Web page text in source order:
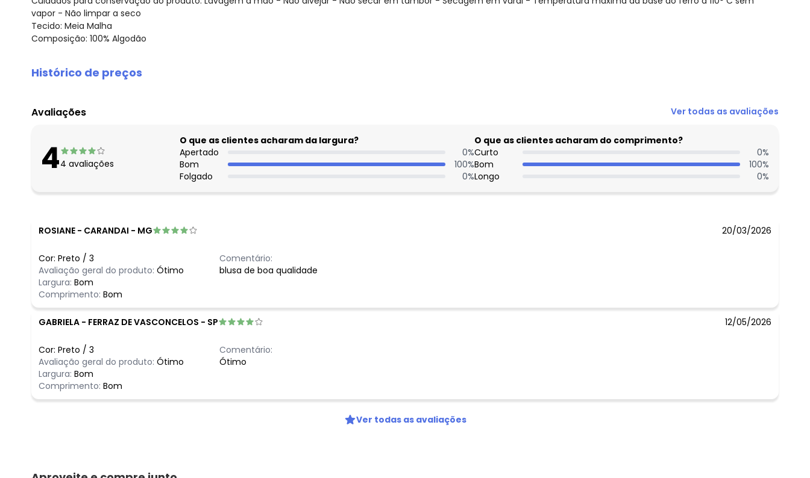
vapor - Não limpar a seco
Tecido: Meia Malha
Composição: 100% Algodão
Histórico de preços
agosto/2026
N/D*
maio/2026 R$ 27,45
abril/2026 R$ 27,45
R$ 27,45
fevereiro/2026 R$ 24,7
Avaliações Ver todas as avaliações
44 avaliações
O que as clientes acharam da largura?
Apertado
0%
Bom
100%
Folgado
0%
O que as clientes acharam do comprimento?
Curto
0%
Bom
100%
Longo
0%
ROSIANE - CARANDAI - MG 20/03/2026
Cor: Preto / 3
Avaliação geral do produto: Ótimo
Largura: Bom
Comprimento: Bom
Comentário:
blusa de boa qualidade
GABRIELA - FERRAZ DE VASCONCELOS - SP 12/05/2026
Cor: Preto / 3
Avaliação geral do produto: Ótimo
Largura: Bom
Comprimento: Bom
Comentário:
Ótimo
Ver todas as avaliações